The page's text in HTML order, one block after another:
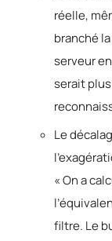
réelle,
branché
serveur
serait
Le
« On a
filtre. Le